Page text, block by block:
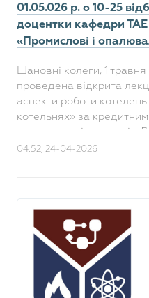
01.05.026 р. о 10-25
доцентки кафедри ТАЕ
«Промислові і
Шановні колеги, 1
проведена відкрита
аспекти роботи
котельнях» за
опалювальні котельні».
04:52, 24-04-2026